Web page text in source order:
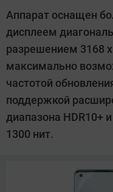
Кошик
Аппарат оснащен
дисплеем
разрешением 3168
максимально
частотой
поддержкой
диапазона HDR10+
1300 нит.